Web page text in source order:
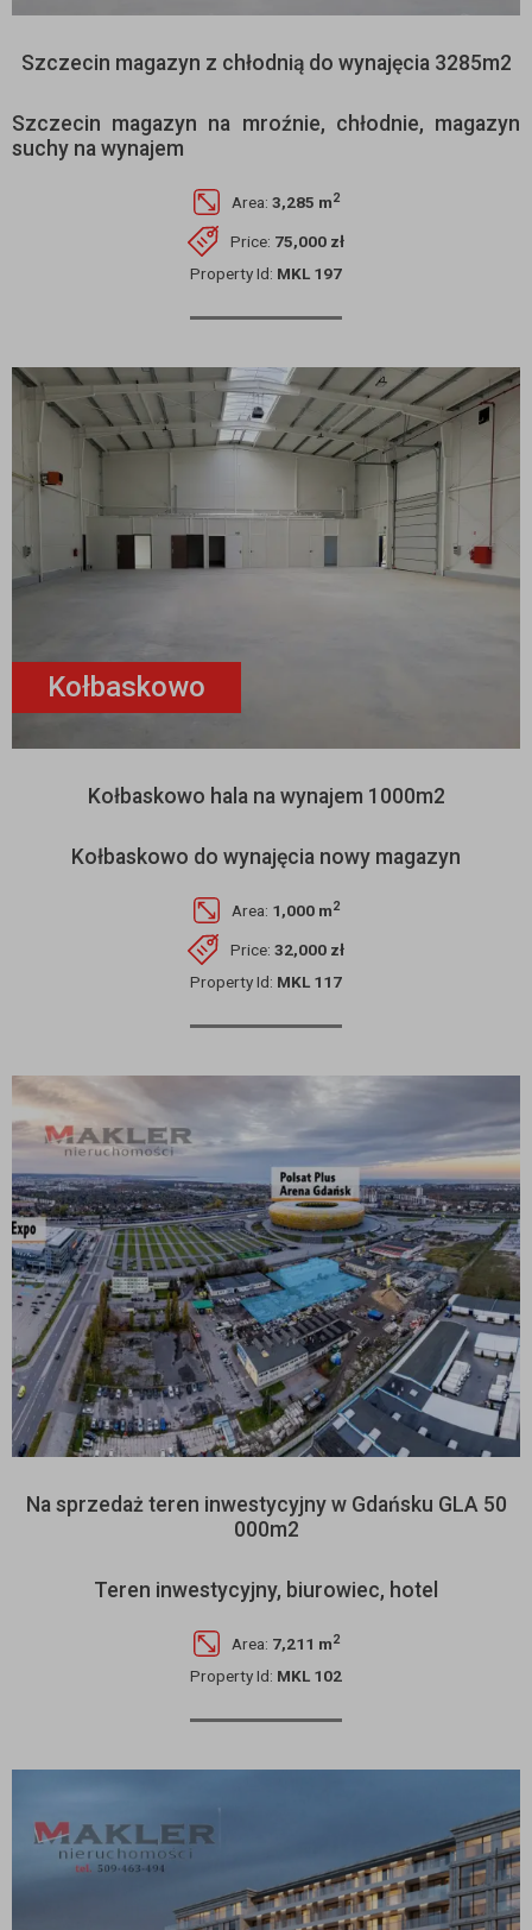
Szczecin magazyn z chłodnią do wynajęcia 3285m2
Szczecin magazyn na mroźnie, chłodnie, magazyn
suchy na wynajem
Area: 3,285 m2
Price: 75,000 zł
Property Id: MKL 197
Kołbaskowo
Kołbaskowo hala na wynajem 1000m2
Kołbaskowo do wynajęcia nowy magazyn
Area: 1,000 m2
Price: 32,000 zł
Property Id: MKL 117
Na sprzedaż teren inwestycyjny w Gdańsku GLA 50
000m2
Teren inwestycyjny, biurowiec, hotel
Area: 7,211 m2
Property Id: MKL 102